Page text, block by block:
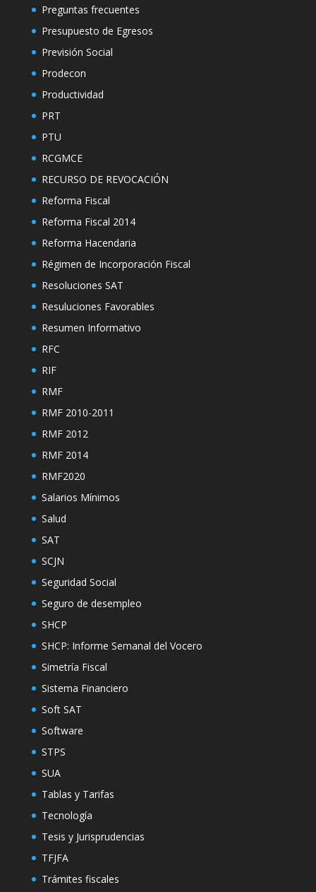
Preguntas frecuentes
Presupuesto de Egresos
Previsión Social
Prodecon
Productividad
PRT
PTU
RCGMCE
RECURSO DE REVOCACIÓN
Reforma Fiscal
Reforma Fiscal 2014
Reforma Hacendaria
Régimen de Incorporación Fiscal
Resoluciones SAT
Resuluciones Favorables
Resumen Informativo
RFC
RIF
RMF
RMF 2010-2011
RMF 2012
RMF 2014
RMF2020
Salarios Mínimos
Salud
SAT
SCJN
Seguridad Social
Seguro de desempleo
SHCP
SHCP: Informe Semanal del Vocero
Simetría Fiscal
Sistema Financiero
Soft SAT
Software
STPS
SUA
Tablas y Tarifas
Tecnología
Tesis y Jurisprudencias
TFJFA
Trámites fiscales